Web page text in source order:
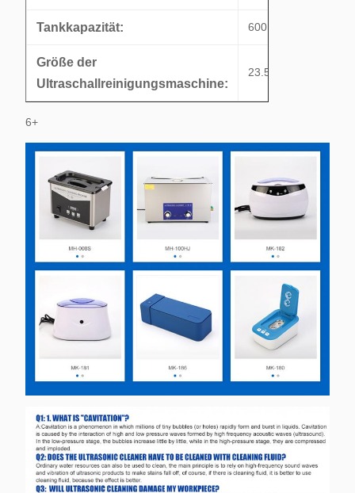
Tankkapazität: 600 ml
Größe der
Ultraschallreinigungsmaschine:
23.5*0,95*0,7cm
6+